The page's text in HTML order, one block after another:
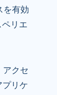
を有効
ペリエ
アクセ
プリケ